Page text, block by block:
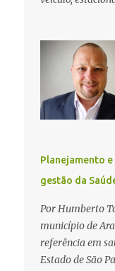
Araraquara. De
Artesp, a
meio do
havia um
um caminhão.
encontraram a
imediatamente
cardiopulmonar
todos os
respondeu aos
médicos da
Planejamento
gestão da
Por Humberto
município de
referência em
Estado de São